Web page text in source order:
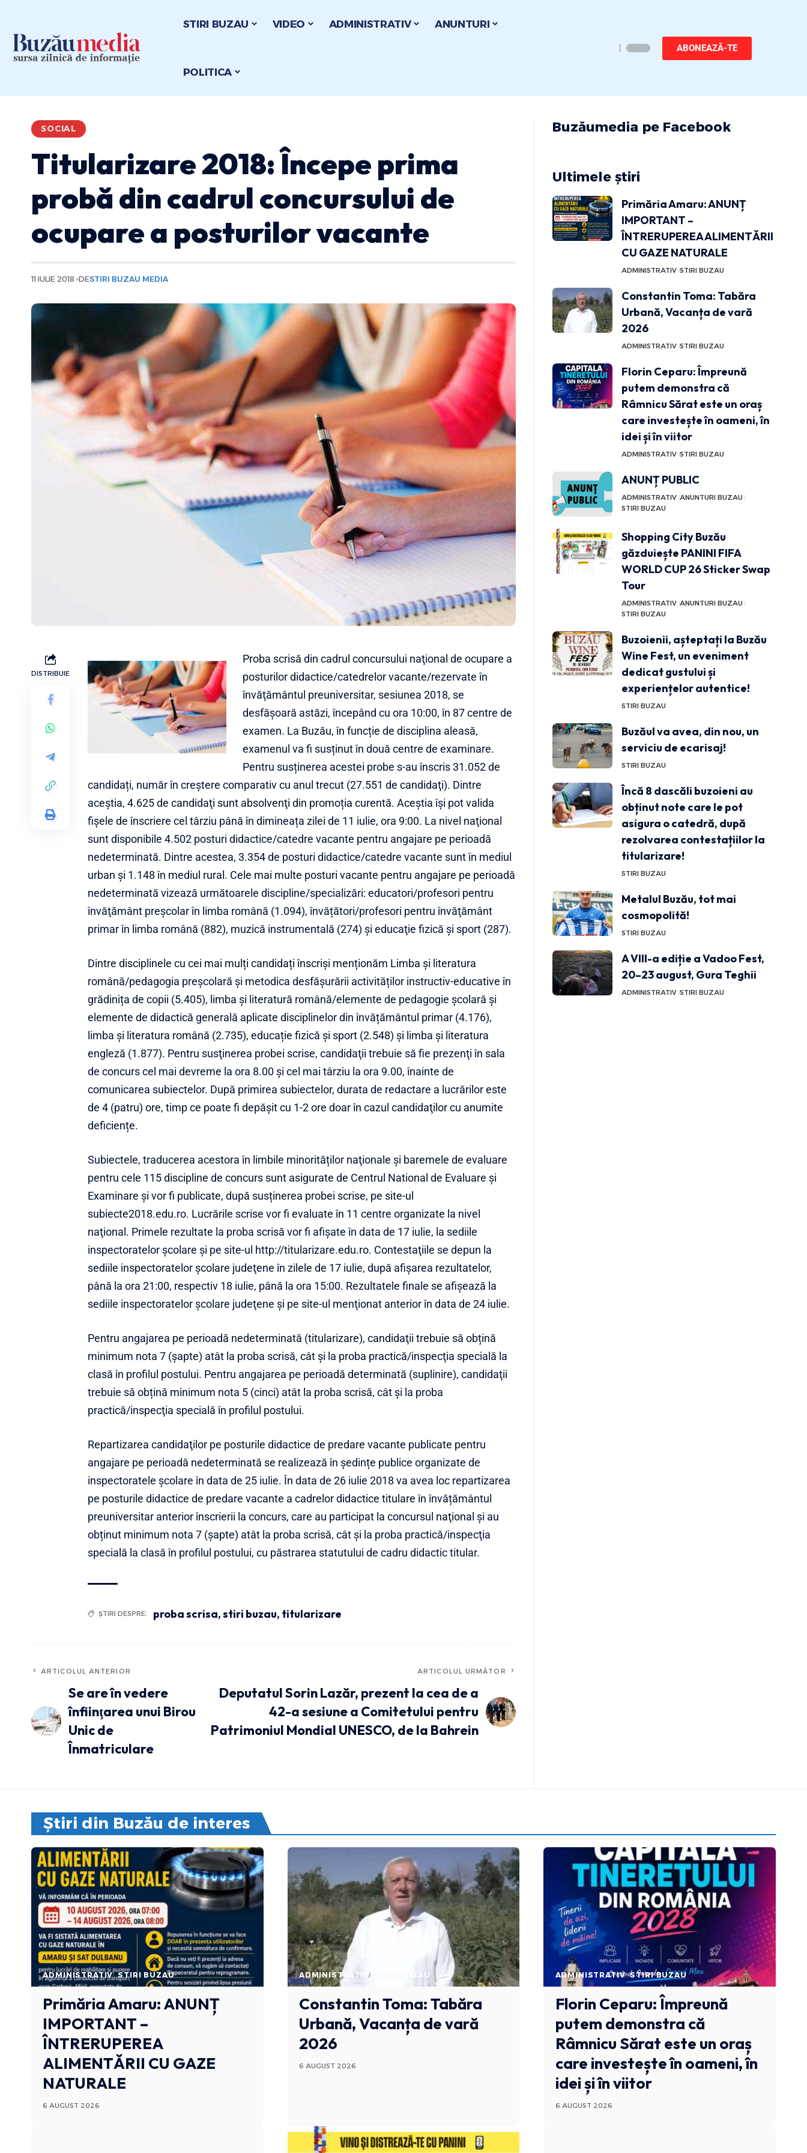
STIRI BUZAU VIDEO ADMINISTRATIV ANUNTURI
POLITICA
ABONEAZĂ-TE
SOCIAL
Titularizare 2018: Începe prima
probă din cadrul concursului de
ocupare a posturilor vacante
11 IULIE 2018 DESTIRI BUZAU MEDIA
DISTRIBUIE
Proba scrisă din cadrul concursului naţional de ocupare a
posturilor didactice/catedrelor vacante/rezervate în
învăţământul preuniversitar, sesiunea 2018, se
desfășoară astăzi, începând cu ora 10:00, în 87 centre de
examen. La Buzău, în funcție de disciplina aleasă,
examenul va fi susținut în două centre de examinare.
Pentru susținerea acestei probe s-au înscris 31.052 de
candidați, număr în creștere comparativ cu anul trecut (27.551 de candidaţi). Dintre
aceștia, 4.625 de candidaţi sunt absolvenţi din promoția curentă. Aceștia îşi pot valida
fișele de înscriere cel târziu până în dimineața zilei de 11 iulie, ora 9:00. La nivel naţional
sunt disponibile 4.502 posturi didactice/catedre vacante pentru angajare pe perioadă
nedeterminată. Dintre acestea, 3.354 de posturi didactice/catedre vacante sunt în mediul
urban şi 1.148 în mediul rural. Cele mai multe posturi vacante pentru angajare pe perioadă
nedeterminată vizează următoarele discipline/specializări: educatori/profesori pentru
învăţământ preşcolar în limba română (1.094), învățători/profesori pentru învăţământ
primar în limba română (882), muzică instrumentală (274) și educaţie fizică şi sport (287).
Dintre disciplinele cu cei mai mulți candidați înscriși menționăm Limba și literatura
română/pedagogia preșcolară și metodica desfășurării activităților instructiv-educative în
grădinița de copii (5.405), limba și literatură română/elemente de pedagogie școlară și
elemente de didactică generală aplicate disciplinelor din învățământul primar (4.176),
limba și literatura română (2.735), educație fizică și sport (2.548) și limba și literatura
engleză (1.877). Pentru susţinerea probei scrise, candidaţii trebuie să fie prezenţi în sala
de concurs cel mai devreme la ora 8.00 şi cel mai târziu la ora 9.00, înainte de
comunicarea subiectelor. După primirea subiectelor, durata de redactare a lucrărilor este
de 4 (patru) ore, timp ce poate fi depăşit cu 1-2 ore doar în cazul candidaţilor cu anumite
deficiențe.
Subiectele, traducerea acestora în limbile minorităților naţionale şi baremele de evaluare
pentru cele 115 discipline de concurs sunt asigurate de Centrul National de Evaluare şi
Examinare şi vor fi publicate, după susținerea probei scrise, pe site-ul
subiecte2018.edu.ro. Lucrările scrise vor fi evaluate în 11 centre organizate la nivel
naţional. Primele rezultate la proba scrisă vor fi afişate în data de 17 iulie, la sediile
inspectoratelor şcolare şi pe site-ul http://titularizare.edu.ro. Contestaţiile se depun la
sediile inspectoratelor şcolare judeţene în zilele de 17 iulie, după afişarea rezultatelor,
până la ora 21:00, respectiv 18 iulie, până la ora 15:00. Rezultatele finale se afişează la
sediile inspectoratelor şcolare judeţene şi pe site-ul menţionat anterior în data de 24 iulie.
Pentru angajarea pe perioadă nedeterminată (titularizare), candidaţii trebuie să obțină
minimum nota 7 (şapte) atât la proba scrisă, cât şi la proba practică/inspecţia specială la
clasă în profilul postului. Pentru angajarea pe perioadă determinată (suplinire), candidaţii
trebuie să obțină minimum nota 5 (cinci) atât la proba scrisă, cât şi la proba
practică/inspecţia specială în profilul postului.
Repartizarea candidaţilor pe posturile didactice de predare vacante publicate pentru
angajare pe perioadă nedeterminată se realizează în ședințe publice organizate de
inspectoratele şcolare în data de 25 iulie. În data de 26 iulie 2018 va avea loc repartizarea
pe posturile didactice de predare vacante a cadrelor didactice titulare în învățământul
preuniversitar anterior înscrierii la concurs, care au participat la concursul naţional şi au
obținut minimum nota 7 (şapte) atât la proba scrisă, cât şi la proba practică/inspecţia
specială la clasă în profilul postului, cu păstrarea statutului de cadru didactic titular.
ȘTIRI DESPRE: proba scrisa,stiri buzau, titularizare
ARTICOLUL ANTERIOR
Se are în vedere
înfiinţarea unui Birou
Unic de
Înmatriculare
ARTICOLUL URMĂTOR
Deputatul Sorin Lazăr, prezent la cea de a
42-a sesiune a Comitetului pentru
Patrimoniul Mondial UNESCO, de la Bahrein
Buzăumedia pe Facebook
Ultimele știri
Primăria Amaru: ANUNȚ
IMPORTANT –
ÎNTRERUPEREA ALIMENTĂRII
CU GAZE NATURALE
ADMINISTRATIV STIRI BUZAU
Constantin Toma: Tabăra
Urbană, Vacanța de vară
2026
ADMINISTRATIV STIRI BUZAU
Florin Ceparu: Împreună
putem demonstra că
Râmnicu Sărat este un oraș
care investește în oameni, în
idei și în viitor
ADMINISTRATIV STIRI BUZAU
ANUNȚ PUBLIC
ADMINISTRATIV ANUNTURI BUZAU
STIRI BUZAU
Shopping City Buzău
găzduiește PANINI FIFA
WORLD CUP 26 Sticker Swap
Tour
ADMINISTRATIV ANUNTURI BUZAU
STIRI BUZAU
Buzoienii, așteptați la Buzău
Wine Fest, un eveniment
dedicat gustului și
experiențelor autentice!
STIRI BUZAU
Buzăul va avea, din nou, un
serviciu de ecarisaj!
STIRI BUZAU
Încă 8 dascăli buzoieni au
obținut note care le pot
asigura o catedră, după
rezolvarea contestațiilor la
titularizare!
STIRI BUZAU
Metalul Buzău, tot mai
cosmopolită!
STIRI BUZAU
A VIII-a ediție a Vadoo Fest,
20–23 august, Gura Teghii
ADMINISTRATIV STIRI BUZAU
Știri din Buzău de interes
ADMINISTRATIV STIRI BUZAU
Primăria Amaru: ANUNȚ
IMPORTANT –
ÎNTRERUPEREA
ALIMENTĂRII CU GAZE
NATURALE
6 AUGUST 2026
ADMINISTRATIV STIRI BUZAU
Constantin Toma: Tabăra
Urbană, Vacanța de vară
2026
6 AUGUST 2026
ADMINISTRATIV STIRI BUZAU
Florin Ceparu: Împreună
putem demonstra că
Râmnicu Sărat este un oraș
care investește în oameni, în
idei și în viitor
6 AUGUST 2026